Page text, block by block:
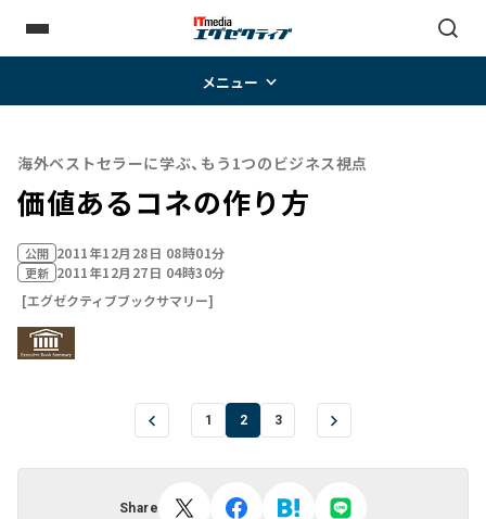
メニュー
海外ベストセラーに学ぶ、もう1つのビジネス視点
価値あるコネの作り方
公開 2011年12月28日 08時01分
更新 2011年12月27日 04時30分
[エグゼクティブブックサマリー]
1 2 3
Share